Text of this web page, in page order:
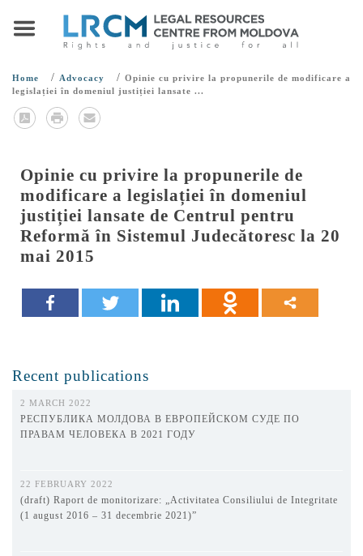
Home / Advocacy / Opinie cu privire la propunerile de modificare a
legislației în domeniul justiției lansate ...
Opinie cu privire la propunerile de
modificare a legislației în domeniul
justiției lansate de Centrul pentru
Reformă în Sistemul Judecătoresc la 20
mai 2015
Recent publications
2 MARCH 2022
РЕСПУБЛИКА МОЛДОВА В ЕВРОПЕЙСКОМ СУДЕ ПО
ПРАВАМ ЧЕЛОВЕКА В 2021 ГОДУ
22 FEBRUARY 2022
(draft) Raport de monitorizare: „Activitatea Consiliului de Integritate
(1 august 2016 – 31 decembrie 2021)”